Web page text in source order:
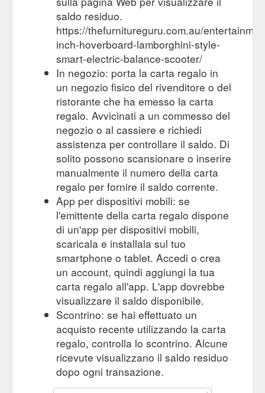
saldo residuo.
https://thefurnitureguru.com.au/
inch-hoverboard-lamborghini-style-
smart-electric-balance-scooter/
In negozio: porta la carta regalo in
un negozio fisico del rivenditore o del
ristorante che ha emesso la carta
regalo. Avvicinati a un commesso del
negozio o al cassiere e richiedi
assistenza per controllare il saldo. Di
solito possono scansionare o inserire
manualmente il numero della carta
regalo per fornire il saldo corrente.
App per dispositivi mobili: se
l'emittente della carta regalo dispone
di un'app per dispositivi mobili,
scaricala e installala sul tuo
smartphone o tablet. Accedi o crea
un account, quindi aggiungi la tua
carta regalo all'app. L'app dovrebbe
visualizzare il saldo disponibile.
Scontrino: se hai effettuato un
acquisto recente utilizzando la carta
regalo, controlla lo scontrino. Alcune
ricevute visualizzano il saldo residuo
dopo ogni transazione.